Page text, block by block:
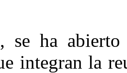
se ha
integran la